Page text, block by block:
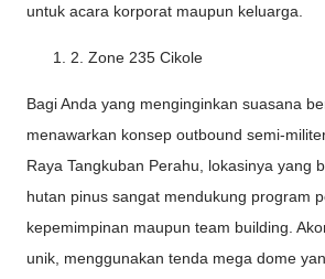
untuk acara korporat maupun keluarga.
2. Zone 235 Cikole
Bagi Anda yang menginginkan suasana
menawarkan konsep outbound semi-
Raya Tangkuban Perahu, lokasinya yang
hutan pinus sangat mendukung program
kepemimpinan maupun team building.
unik, menggunakan tenda mega dome